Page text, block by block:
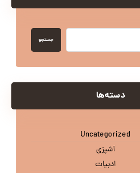
جستجو
دسته‌ها
Uncategorized
آشپزی
ادبیات